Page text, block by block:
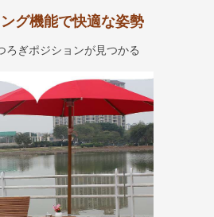
グ機能で快適な姿勢
ろぎポジションが見つかる